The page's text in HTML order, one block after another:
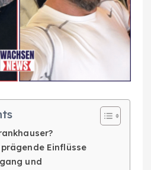
Einflüsse
und